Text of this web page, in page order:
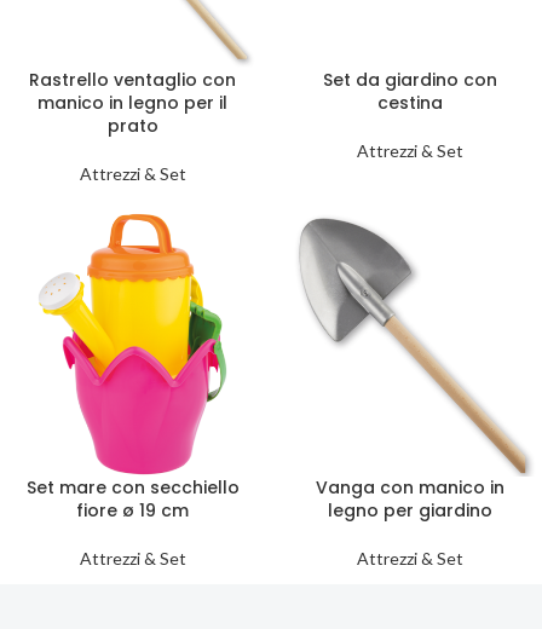
Rastrello ventaglio con
manico in legno per il
prato
Attrezzi & Set
Set da giardino con
cestina
Attrezzi & Set
Set mare con secchiello
fiore ø 19 cm
Attrezzi & Set
Vanga con manico in
legno per giardino
Attrezzi & Set